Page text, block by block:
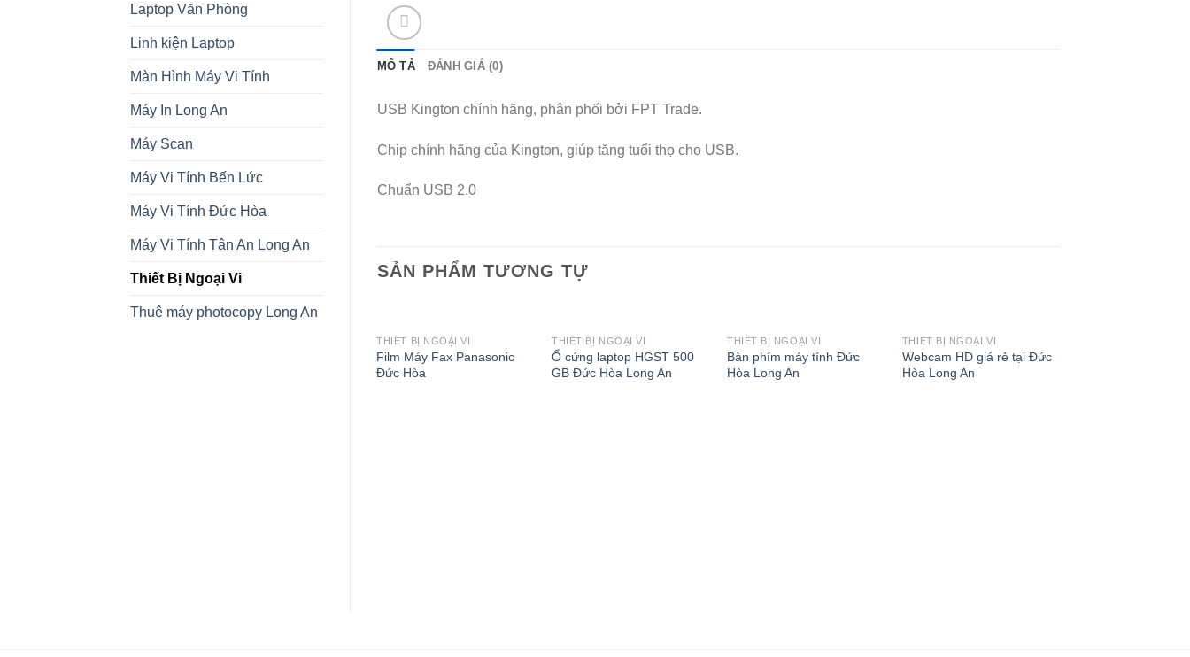
Laptop Văn Phòng
Linh kiện Laptop
Màn Hình Máy Vi Tính
Máy In Long An
Máy Scan
Máy Vi Tính Bến Lức
Máy Vi Tính Đức Hòa
Máy Vi Tính Tân An Long An
Thiết Bị Ngoại Vi
Thuê máy photocopy Long An
MÔ TẢ ĐÁNH GIÁ (0)
USB Kington chính hãng, phân phối bởi FPT Trade.
Chip chính hãng của Kington, giúp tăng tuổi thọ cho USB.
Chuẩn USB 2.0
SẢN PHẨM TƯƠNG TỰ
Add to
THIẾT BỊ NGOẠI VI
Film Máy Fax Panasonic
Đức Hòa
Add to
THIẾT BỊ NGOẠI VI
Ổ cứng laptop HGST 500
GB Đức Hòa Long An
Add to
THIẾT BỊ NGOẠI VI
Bàn phím máy tính Đức
Hòa Long An
Add to
Wishlist
THIẾT BỊ NGOẠI VI
Webcam HD giá rẻ tại Đức
Hòa Long An